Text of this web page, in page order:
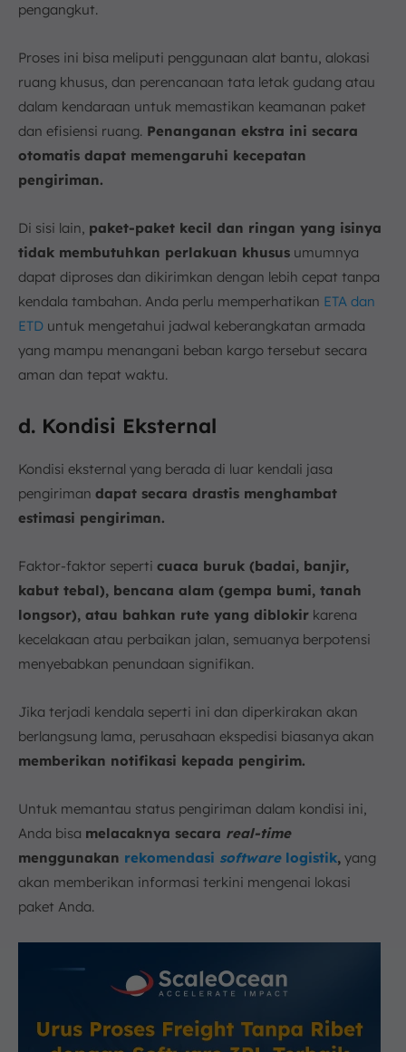
pengangkut.
Proses ini bisa meliputi penggunaan alat bantu, alokasi
ruang khusus, dan perencanaan tata letak gudang atau
dalam kendaraan untuk memastikan keamanan paket
dan efisiensi ruang. Penanganan ekstra ini secara
otomatis dapat memengaruhi kecepatan
pengiriman.
Di sisi lain, paket-paket kecil dan ringan yang isinya
tidak membutuhkan perlakuan khusus umumnya
dapat diproses dan dikirimkan dengan lebih cepat tanpa
kendala tambahan. Anda perlu memperhatikan ETA dan
ETD untuk mengetahui jadwal keberangkatan armada
yang mampu menangani beban kargo tersebut secara
aman dan tepat waktu.
d. Kondisi Eksternal
Kondisi eksternal yang berada di luar kendali jasa
pengiriman dapat secara drastis menghambat
estimasi pengiriman.
Faktor-faktor seperti cuaca buruk (badai, banjir,
kabut tebal), bencana alam (gempa bumi, tanah
longsor), atau bahkan rute yang diblokir karena
kecelakaan atau perbaikan jalan, semuanya berpotensi
menyebabkan penundaan signifikan.
Jika terjadi kendala seperti ini dan diperkirakan akan
berlangsung lama, perusahaan ekspedisi biasanya akan
memberikan notifikasi kepada pengirim.
Untuk memantau status pengiriman dalam kondisi ini,
Anda bisa melacaknya secara real-time
menggunakan rekomendasi softwarelogistik, yang
akan memberikan informasi terkini mengenai lokasi
paket Anda.